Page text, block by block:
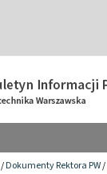
/Dokumenty Rektora PW/